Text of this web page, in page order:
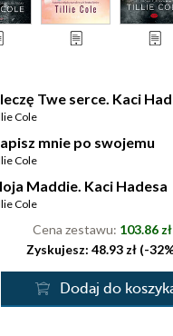
Twe serce. Kaci
Cole
mnie po swojemu
Cole
Maddie. Kaci Hadesa
Cole
Cena zestawu: 103.86 zł
Zyskujesz: 48.93 zł (-
Dodaj do